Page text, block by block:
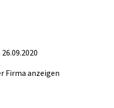
Firma anzeigen